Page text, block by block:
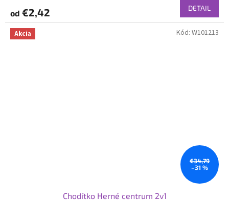
od €2,42 DETAIL
Akcia
€34,79
–31 %
Chodítko Herné centrum 2v1
Kód: W101213